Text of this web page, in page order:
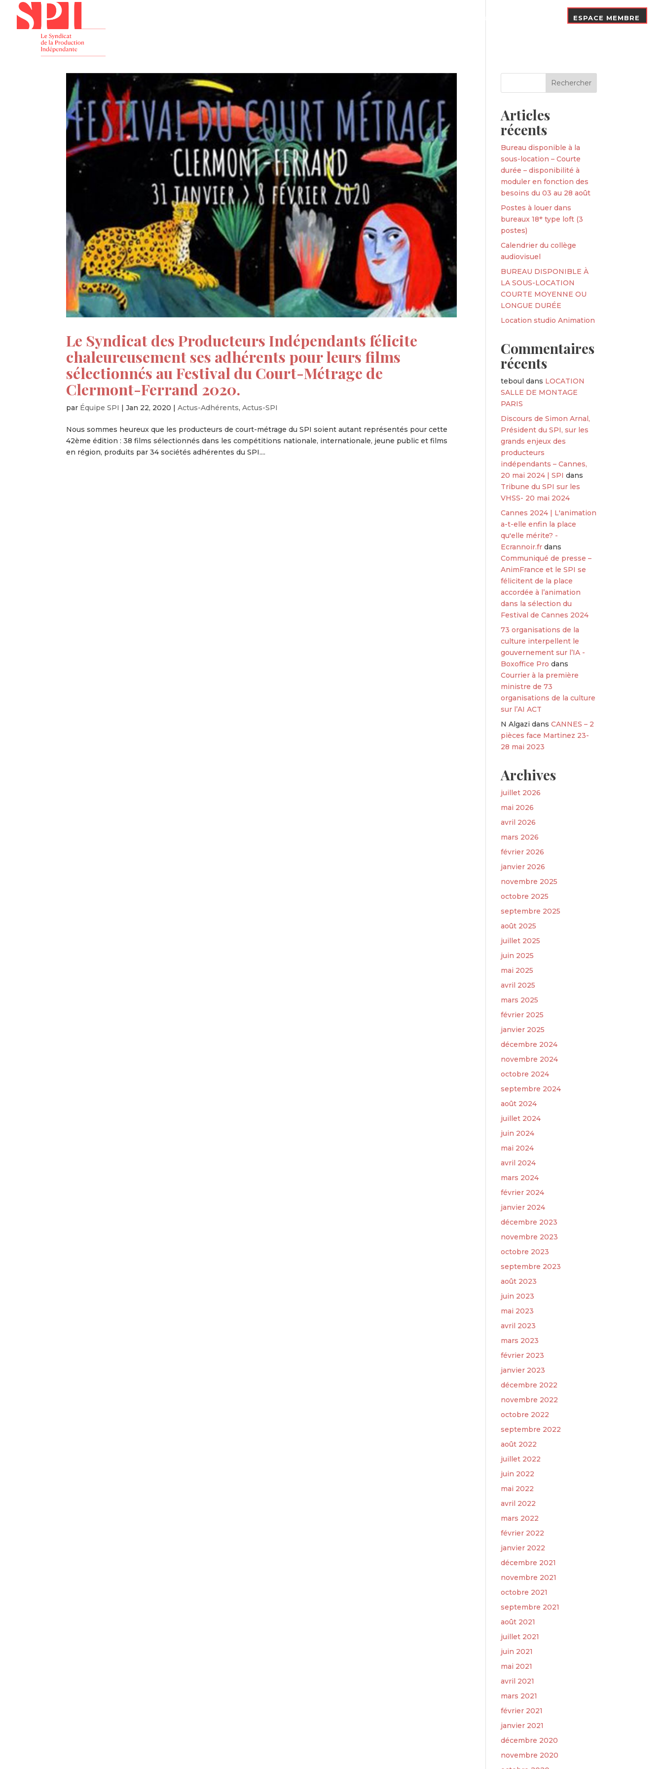
Nos Adhérents ESPACE MEMBRE
Le Syndicat des Producteurs Indépendants félicite
chaleureusement ses adhérents pour leurs films
sélectionnés au Festival du Court-Métrage de
Clermont-Ferrand 2020.
par Équipe SPI |Jan 22, 2020 |Actus-Adhérents,Actus-SPI
Nous sommes heureux que les producteurs de court-métrage du SPI soient autant représentés pour cette
42ème édition : 38 films sélectionnés dans les compétitions nationale, internationale, jeune public et films
en région, produits par 34 sociétés adhérentes du SPI....
Articles
récents
Bureau disponible à la
sous-location – Courte
durée – disponibilité à
moduler en fonction des
besoins du 03 au 28 août
Postes à louer dans
bureaux 18ᵉ type loft (3
postes)
Calendrier du collège
audiovisuel
BUREAU DISPONIBLE À
LA SOUS-LOCATION
COURTE MOYENNE OU
LONGUE DURÉE
Location studio Animation
Commentaires
récents
teboul dans LOCATION
SALLE DE MONTAGE
PARIS
Discours de Simon Arnal,
Président du SPI, sur les
grands enjeux des
producteurs
indépendants – Cannes,
20 mai 2024 | SPI dans
Tribune du SPI sur les
VHSS- 20 mai 2024
Cannes 2024 | L'animation
a-t-elle enfin la place
qu'elle mérite? -
Ecrannoir.fr dans
Communiqué de presse –
AnimFrance et le SPI se
félicitent de la place
accordée à l’animation
dans la sélection du
Festival de Cannes 2024
73 organisations de la
culture interpellent le
gouvernement sur l’IA -
Boxoffice Pro dans
Courrier à la première
ministre de 73
organisations de la culture
sur l’AI ACT
N Algazi dansCANNES – 2
pièces face Martinez 23-
28 mai 2023
Archives
juillet 2026
mai 2026
avril 2026
mars 2026
février 2026
janvier 2026
novembre 2025
octobre 2025
septembre 2025
août 2025
juillet 2025
juin 2025
mai 2025
avril 2025
mars 2025
février 2025
janvier 2025
décembre 2024
novembre 2024
octobre 2024
septembre 2024
août 2024
juillet 2024
juin 2024
mai 2024
avril 2024
mars 2024
février 2024
janvier 2024
décembre 2023
novembre 2023
octobre 2023
septembre 2023
août 2023
juin 2023
mai 2023
avril 2023
mars 2023
février 2023
janvier 2023
décembre 2022
novembre 2022
octobre 2022
septembre 2022
août 2022
juillet 2022
juin 2022
mai 2022
avril 2022
mars 2022
février 2022
janvier 2022
décembre 2021
novembre 2021
octobre 2021
septembre 2021
août 2021
juillet 2021
juin 2021
mai 2021
avril 2021
mars 2021
février 2021
janvier 2021
décembre 2020
novembre 2020